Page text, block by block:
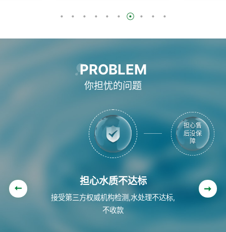
PROBLEM
你担忧的问题
担心价
格不实
惠
担心水质不达标
接受第三方权威机构检测,水处理不达标,
不收款
担心售后没保障
6小时内给出处理方案,24小时内到达设